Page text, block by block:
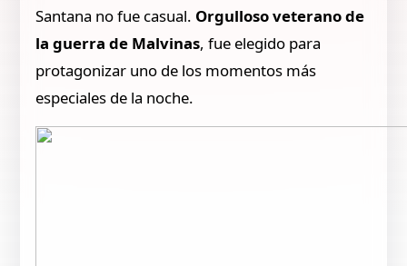
Santana no fue casual. Orgulloso veterano de
la guerra de Malvinas, fue elegido para
protagonizar uno de los momentos más
especiales de la noche.